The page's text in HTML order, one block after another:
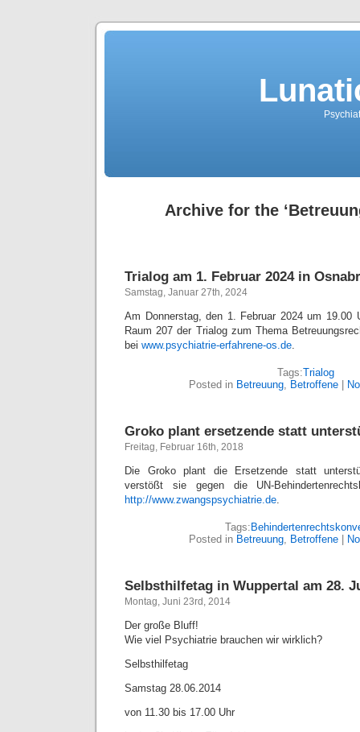
Archive for the
Trialog am 1. Februar 2024 in
Samstag, Januar 27th, 2024
Am Donnerstag, den 1. Februar 2024 um 19.00
Raum 207 der Trialog zum Thema
bei www.psychiatrie-erfahrene-os.de.
Tags:Trialog
Posted in Betreuung, Betroffene|
Groko plant ersetzende statt
Freitag, Februar 16th, 2018
Die Groko plant die Ersetzende statt
verstößt sie gegen die UN-
http://www.zwangspsychiatrie.de.
Tags:
Posted in Betreuung, Betroffene|
Selbsthilfetag in Wuppertal am 28.
Montag, Juni 23rd, 2014
Der große Bluff!
Wie viel Psychiatrie brauchen wir wirklich?
Selbsthilfetag
Samstag 28.06.2014
von 11.30 bis 17.00 Uhr